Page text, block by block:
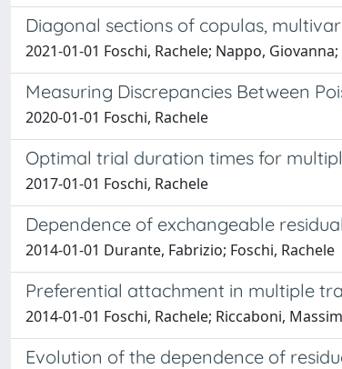
Diagonal sections of copulas,
2021-01-01 Foschi, Rachele; Nappo,
Measuring Discrepancies Between
2020-01-01 Foschi, Rachele
Optimal trial duration times for
2017-01-01 Foschi, Rachele
Dependence of exchangeable
2014-01-01 Durante, Fabrizio; Foschi, Rachele
Preferential attachment in multiple
2014-01-01 Foschi, Rachele; Riccaboni,
Evolution of the dependence of